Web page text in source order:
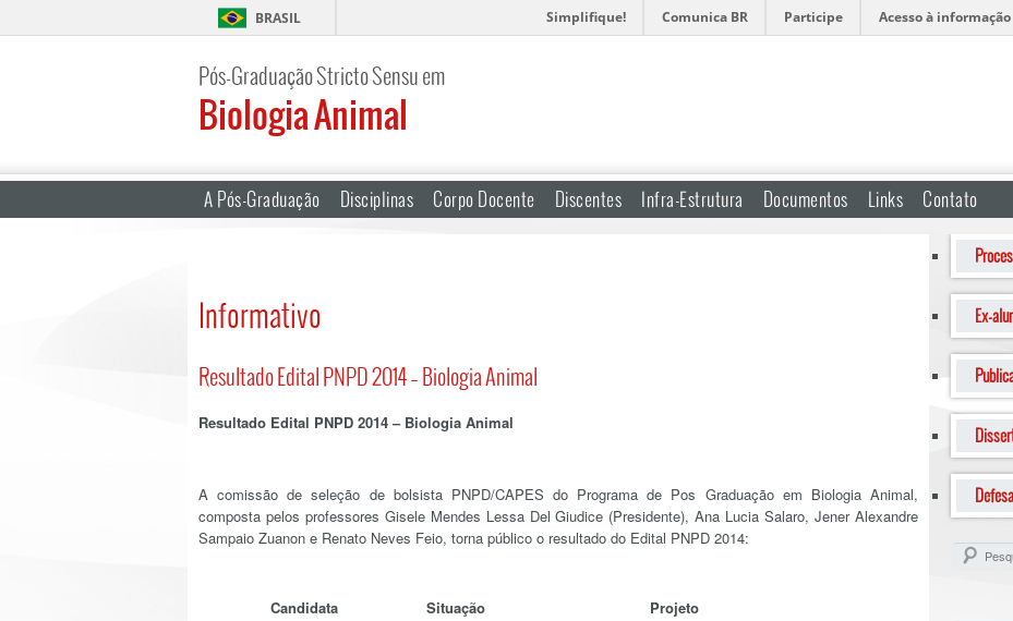
BRASIL Simplifique! Comunica BR Participe Acesso à informação
Pós-Graduação Stricto Sensu em
Biologia Animal
A Pós-Graduação Disciplinas Corpo Docente Discentes Infra-Estrutura Documentos Links Contato
Informativo
Resultado Edital PNPD 2014 – Biologia Animal
Resultado Edital PNPD 2014 – Biologia Animal
A comissão de seleção de bolsista PNPD/CAPES do Programa de Pos Graduação em Biologia Animal,
composta pelos professores Gisele Mendes Lessa Del Giudice (Presidente), Ana Lucia Salaro, Jener Alexandre
Sampaio Zuanon e Renato Neves Feio, torna público o resultado do Edital PNPD 2014:
Candidata Situação
Projeto
Ex-